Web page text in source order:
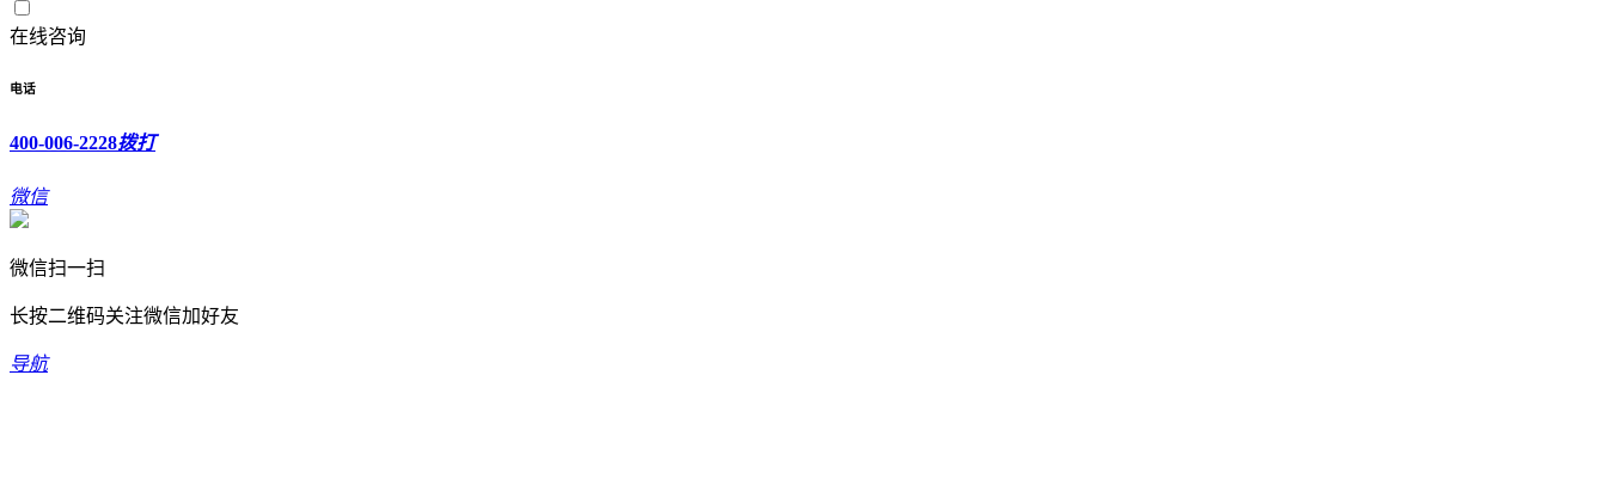
在线咨询
电话
400-006-2228拨打
微信
微信扫一扫
长按二维码关注微信加好友
导航